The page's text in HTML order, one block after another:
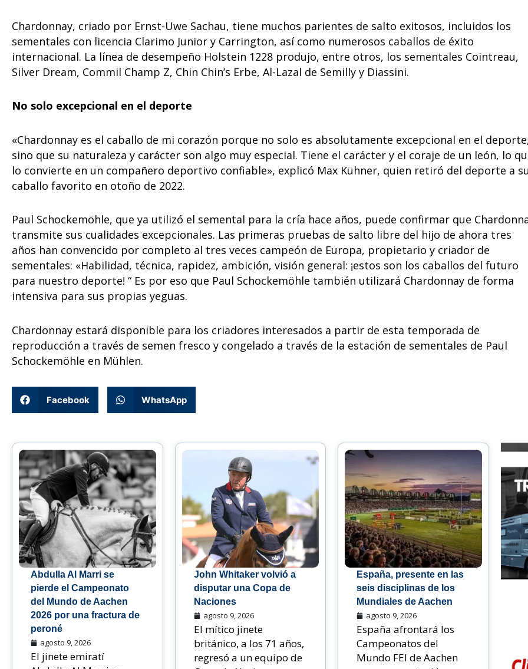
Chardonnay, criado por Ernst-Uwe Sachau, tiene muchos parientes de salto exitosos, incluidos los
sementales con licencia Clarimo Junior y Carrington, así como numerosos caballos de éxito
internacional. La línea de desempeño Holstein 1228 produjo, entre otros, los sementales Cointreau,
Silver Dream, Commil Champ Z, Chin Chin’s Erbe, Al-Lazal de Semilly y Diassini.
No solo excepcional en el deporte
«Chardonnay es el caballo de mi corazón porque no solo es absolutamente excepcional en el
sino que su naturaleza y carácter son algo muy especial. Tiene el carácter y el coraje de un león, lo
lo convierte en un compañero deportivo confiable», explicó Max Kühner, quien retiró del deporte a
caballo favorito en otoño de 2022.
Paul Schockemöhle, que ya utilizó el semental para la cría hace años, puede confirmar que
transmite sus cualidades excepcionales. Las primeras pruebas de salto libre del hijo de ahora tres
años han convencido por completo al tres veces campeón de Europa, propietario y criador de
sementales: «Habilidad, técnica, rapidez, ambición, visión general: ¡estos son los caballos del futuro
para nuestro deporte! “ Es por eso que Paul Schockemöhle también utilizará Chardonnay de forma
intensiva para sus propias yeguas.
Chardonnay estará disponible para los criadores interesados ​​a partir de esta temporada de
reproducción a través de semen fresco y congelado a través de la estación de sementales de Paul
Schockemöhle en Mühlen.
Facebook WhatsApp
Abdulla Al Marri se
pierde el Campeonato
del Mundo de Aachen
2026 por una fractura de
peroné
agosto 9, 2026
El jinete emiratí
John Whitaker volvió a
disputar una Copa de
Naciones
agosto 9, 2026
El mítico jinete
británico, a los 71 años,
regresó a un equipo de
España, presente en las
seis disciplinas de los
Mundiales de Aachen
agosto 9, 2026
España afrontará los
Campeonatos del
Mundo FEI de Aachen